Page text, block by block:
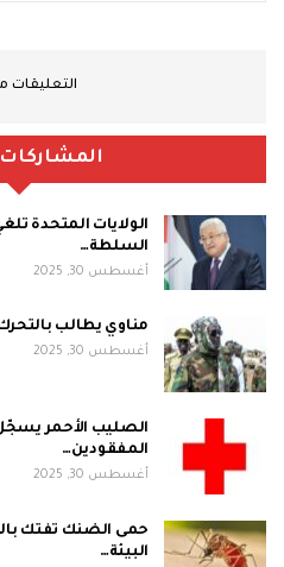
التعليقات
المشاركات
الولايات المتحدة
السلطة…
أغسطس 30, 2025
مناوي يطالب
أغسطس 30, 2025
الصليب الأحمر
المفقودين…
أغسطس 30, 2025
حمى الضنك تفتك
البيئة…